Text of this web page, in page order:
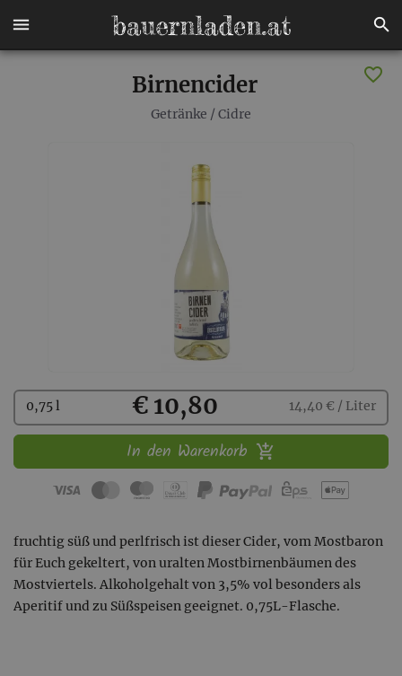
Birnencider
Getränke / Cidre
Kaufen
0,75 l € 10,80 14,40 € / Liter
In den Warenkorb
fruchtig süß und perlfrisch ist dieser Cider, vom Mostbaron
für Euch gekeltert, von uralten Mostbirnenbäumen des
Mostviertels. Alkoholgehalt von 3,5% vol besonders als
Aperitif und zu Süßspeisen geeignet. 0,75L-Flasche.